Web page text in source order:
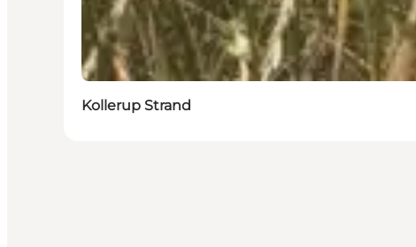
Kollerup Strand